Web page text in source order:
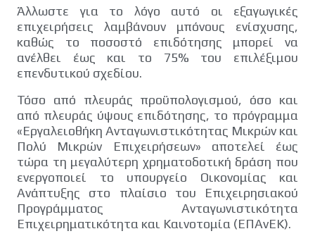
Άλλωστε για το λόγο αυτό οι εξαγωγικές
επιχειρήσεις λαμβάνουν μπόνους ενίσχυσης,
καθώς το ποσοστό επιδότησης μπορεί να
ανέλθει έως και το 75% του επιλέξιμου
επενδυτικού σχεδίου.
Τόσο από πλευράς προϋπολογισμού, όσο και
από πλευράς ύψους επιδότησης, το πρόγραμμα
«Εργαλειοθήκη Ανταγωνιστικότητας Μικρών και
Πολύ Μικρών Επιχειρήσεων» αποτελεί έως
τώρα τη μεγαλύτερη χρηματοδοτική δράση που
ενεργοποιεί το υπουργείο Οικονομίας και
Ανάπτυξης στο πλαίσιο του Επιχειρησιακού
Προγράμματος Ανταγωνιστικότητα
Επιχειρηματικότητα και Καινοτομία (ΕΠΑνΕΚ).